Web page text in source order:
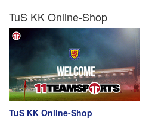
TuS KK Online-Shop
TuS KK Online-Shop